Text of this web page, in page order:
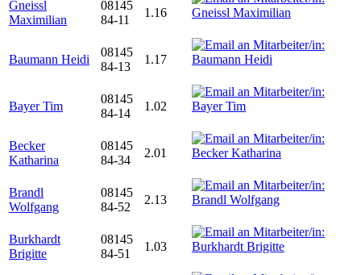
Gneissl
Maximilian
08145
84-11
1.16
Baumann Heidi
08145
84-13
1.17
Bayer Tim
08145
84-14
1.02
Becker
Katharina
08145
84-34
2.01
Brandl
Wolfgang
08145
84-52
2.13
Burkhardt
Brigitte
08145
84-51
1.03